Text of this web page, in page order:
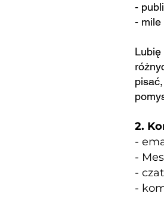
-
- mile
Lubię
2.
-
-
-
-